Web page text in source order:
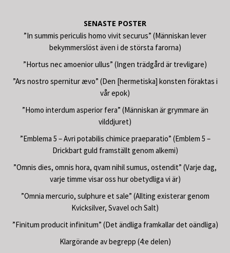
SENASTE POSTER
”In summis periculis homo vivit securus” (Människan lever
bekymmerslöst även i de största farorna)
”Hortus nec amoenior ullus” (Ingen trädgård är trevligare)
”Ars nostro spernitur ævo” (Den [hermetiska] konsten föraktas i
vår epok)
”Homo interdum asperior fera” (Människan är grymmare än
vilddjuret)
”Emblema 5 – Avri potabilis chimice praeparatio” (Emblem 5 –
Drickbart guld framställt genom alkemi)
”Omnis dies, omnis hora, qvam nihil sumus, ostendit” (Varje dag,
varje timme visar oss hur obetydliga vi är)
”Omnia mercurio, sulphure et sale” (Allting existerar genom
Kvicksilver, Svavel och Salt)
”Finitum producit infinitum” (Det ändliga framkallar det oändliga)
Klargörande av begrepp (4:e delen)